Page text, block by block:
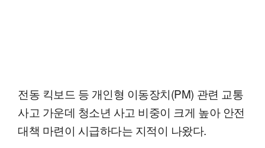
전동 킥보드 등 개인형 이동장치(PM) 관련 교통
사고 가운데 청소년 사고 비중이 크게 높아 안전
대책 마련이 시급하다는 지적이 나왔다.